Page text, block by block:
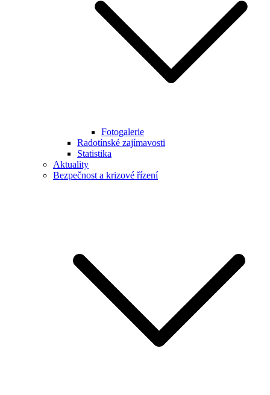
Fotogalerie
Radotínské zajímavosti
Statistika
Aktuality
Bezpečnost a krizové řízení